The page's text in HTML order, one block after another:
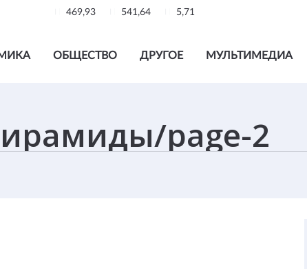
469,93 541,64 5,71
ОБЩЕСТВО ДРУГОЕ МУЛЬТИМЕДИА